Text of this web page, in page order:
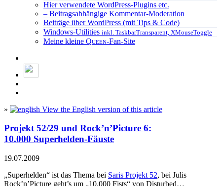
Hier verwendete WordPress-Plugins etc.
– Beitragsabhängige Kommentar-Moderation
Beiträge über WordPress (mit Tips & Code)
Windows-Utilities inkl. TaskbarTransparent, XMouseToggle
Meine kleine Queen-Fan-Site
» View the English version of this article
Projekt 52/29 und Rock’n’Picture 6:
10.000 Superhelden-Fäuste
19.07.2009
„Superhelden“ ist das Thema bei Saris Projekt 52, bei Julis
Rock’n’Picture geht’s um „10.000 Fists“ von Disturbed…